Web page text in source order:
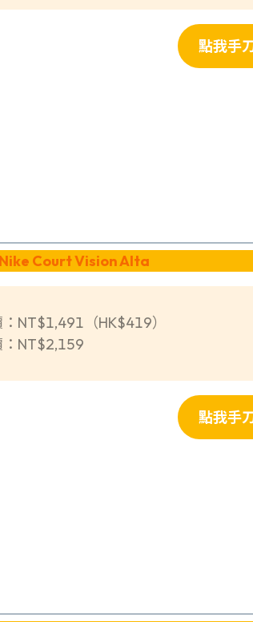
點我手
Nike Court Vision Alta
NT$1,491（HK$419）
：NT$2,159
點我手